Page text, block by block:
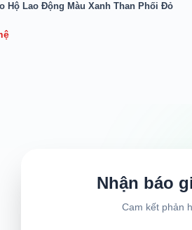
Hộ Lao Động Màu Xanh Than Phối Đỏ
Nhận báo
Cam kết phản